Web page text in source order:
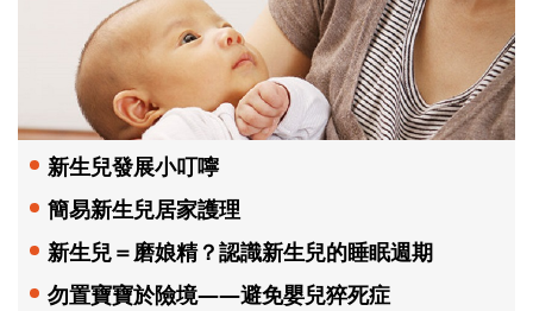
新生兒發展小叮嚀
簡易新生兒居家護理
新生兒＝磨娘精？認識新生兒的睡眠週期
勿置寶寶於險境——避免嬰兒猝死症